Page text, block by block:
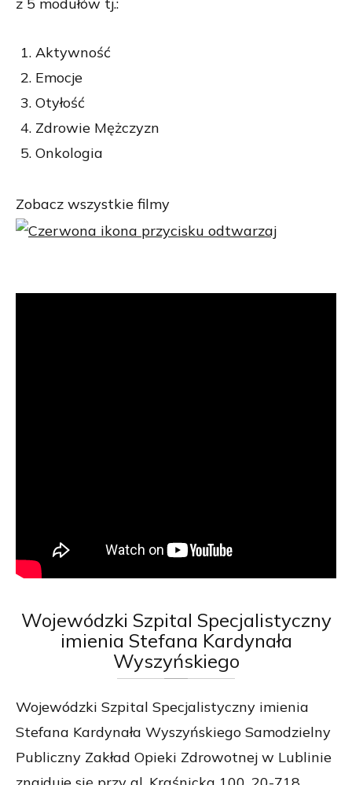
z 5 modułów tj.:
Aktywność
Emocje
Otyłość
Zdrowie Mężczyzn
Onkologia
Zobacz wszystkie filmy
Wojewódzki Szpital Specjalistyczny
imienia Stefana Kardynała
Wyszyńskiego
Wojewódzki Szpital Specjalistyczny imienia
Stefana Kardynała Wyszyńskiego Samodzielny
Publiczny Zakład Opieki Zdrowotnej w Lublinie